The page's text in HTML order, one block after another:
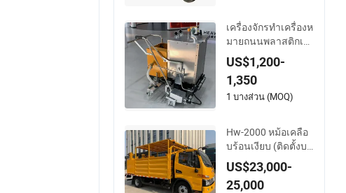
เครื่องจักรทำเครื่องห
มายถนนพลาสติกเท
อร์โมพลาสติกขั้นสูง
พร้อมฟังก์ชันการทำเ
ครื่องหมายด้วยความ
ร้อน
US$1,200-
1,350
1 บางส่วน (MOQ)
Hw-2000 หม้อเคลือ
บร้อนเงียบ (ติดตั้งบน
รถ) สำหรับเครื่องทำ
เครื่องหมายถนน
US$23,000-
25,000